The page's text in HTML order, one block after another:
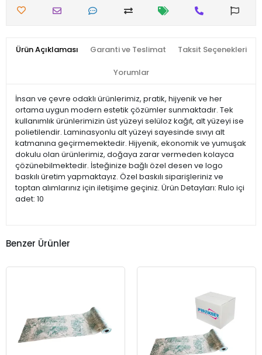
Ürün Açıklaması Garanti ve Teslimat Taksit Seçenekleri
Yorumlar
İnsan ve çevre odaklı ürünlerimiz, pratik, hijyenik ve her
ortama uygun modern estetik çözümler sunmaktadır. Tek
kullanımlık ürünlerimizin üst yüzeyi selüloz kağıt, alt yüzeyi ise
polietilendir. Laminasyonlu alt yüzeyi sayesinde sıvıyı alt
katmanına geçirmemektedir. Hijyenik, ekonomik ve yumuşak
dokulu olan ürünlerimiz, doğaya zarar vermeden kolayca
çözünebilmektedir. İsteğinize bağlı özel desen ve logo
baskılı üretim yapmaktayız. Özel baskılı siparişleriniz ve
toptan alımlarınız için iletişime geçiniz. Ürün Detayları: Rulo içi
adet: 10
Benzer Ürünler